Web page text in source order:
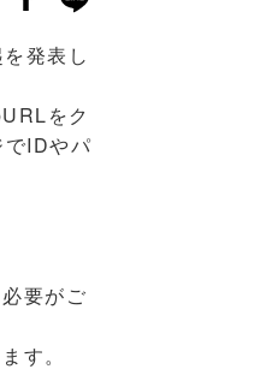
発表し
をク
IDやパ
要がご
す。